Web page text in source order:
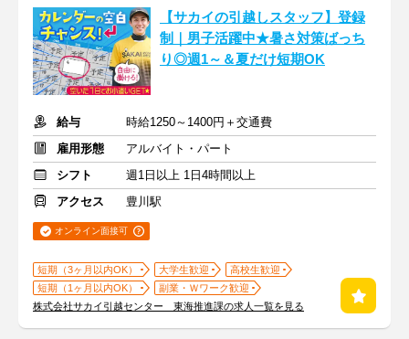
【サカイの引越しスタッフ】登録
制｜男子活躍中★暑さ対策ばっち
り◎週1～＆夏だけ短期OK
給与
時給1250～1400円＋交通費
雇用形態
アルバイト・パート
シフト
週1日以上 1日4時間以上
アクセス
豊川駅
オンライン面接可
短期（3ヶ月以内OK） 大学生歓迎
高校生歓迎
短期（1ヶ月以内OK）
副業・Ｗワーク歓迎
株式会社サカイ引越センター 東海推進課の求人一覧を見る